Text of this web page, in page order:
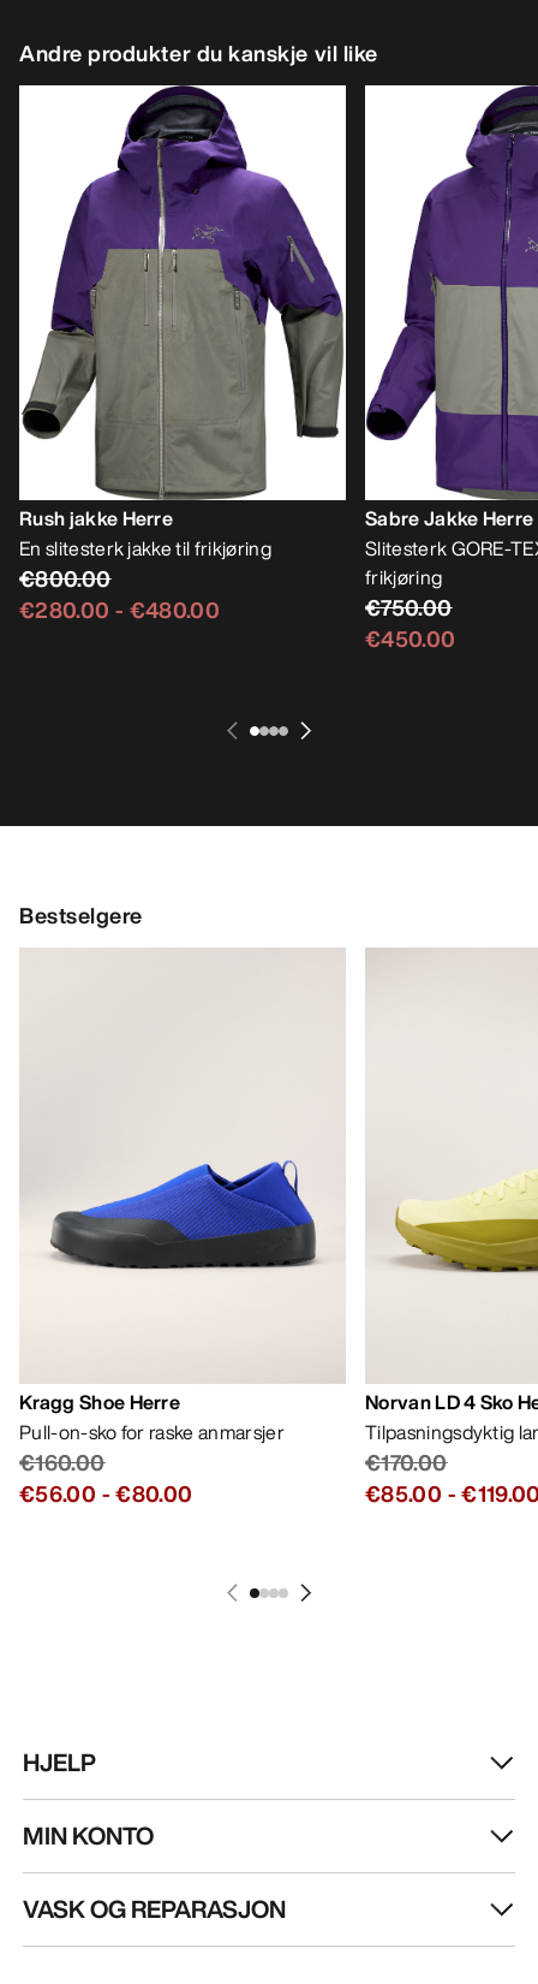
Andre produkter du kanskje vil like
Rush jakke Herre
En slitesterk jakke til frikjøring
€800.00
€280.00 - €480.00
Sabre Jakke Herre
Slitesterk GORE-
frikjøring
€750.00
€450.00
Bestselgere
Kragg Shoe Herre
Pull-on-sko for raske anmarsjer
€160.00
€56.00 -€80.00
Norvan LD 4 Sko
Tilpasningsdyktig
€170.00
€85.00 -
HJELP
MIN KONTO
VASK OG REPARASJON